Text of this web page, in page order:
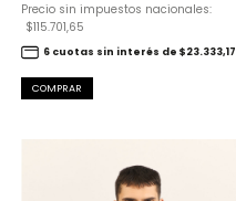
Precio sin impuestos nacionales:
$115.701,65
6 cuotas sin interés de $23.333,17
COMPRAR